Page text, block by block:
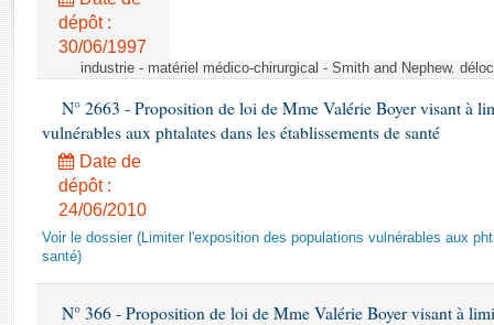
Rapports d'enquête
Rapports législatifs
Budget et sécurité sociale
Questions écrites et orales
Comptes rendus des débats
dépôt :
30/06/1997
industrie - matériel médico-chirurgical - Smith and Nephew.
N° 2663 - Proposition de loi de Mme Valérie Boyer visant à
vulnérables aux phtalates dans les établissements de santé
Date de
dépôt :
24/06/2010
Voir le dossier (Limiter l'exposition des populations vulnérables aux
santé)
N° 366 - Proposition de loi de Mme Valérie Boyer visant à